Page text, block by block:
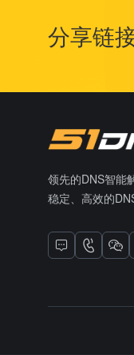
分享链
领先的DNS智能
稳定、高效的